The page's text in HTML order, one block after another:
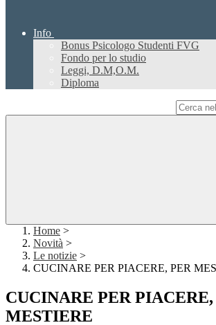
Info
Bonus Psicologo Studenti FVG
Fondo per lo studio
Leggi, D.M,O.M.
Diploma
Home >
Novità >
Le notizie >
CUCINARE PER PIACERE, PER
CUCINARE PER
MESTIERE